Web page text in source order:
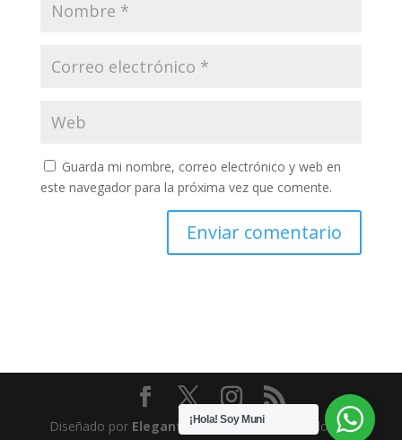
Guarda mi nombre, correo electrónico y web en
este navegador para la próxima vez que comente.
Diseñado por Elegant Themes| Desarrollado por
¡Hola! Soy Muni